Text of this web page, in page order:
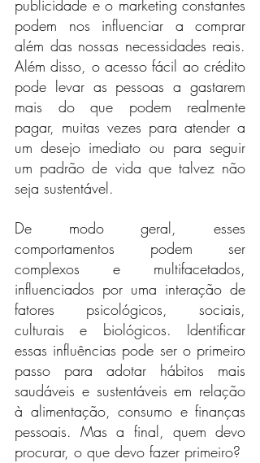
publicidade e o marketing constantes
podem nos influenciar a comprar
além das nossas necessidades reais.
Além disso, o acesso fácil ao crédito
pode levar as pessoas a gastarem
mais do que podem realmente
pagar, muitas vezes para atender a
um desejo imediato ou para seguir
um padrão de vida que talvez não
seja sustentável.
De modo geral, esses
comportamentos podem ser
complexos e multifacetados,
influenciados por uma interação de
fatores psicológicos, sociais,
culturais e biológicos. Identificar
essas influências pode ser o primeiro
passo para adotar hábitos mais
saudáveis e sustentáveis em relação
à alimentação, consumo e finanças
pessoais. Mas a final, quem devo
procurar, o que devo fazer primeiro?